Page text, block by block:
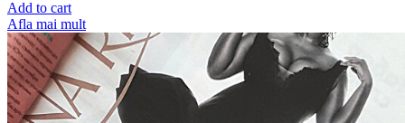
Add to cart
Afla mai mult